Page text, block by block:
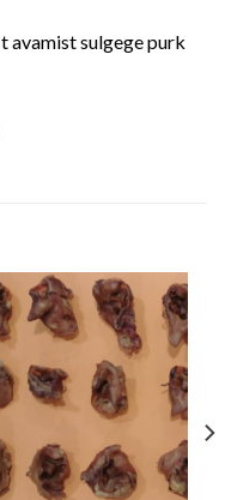
avamist sulgege purk